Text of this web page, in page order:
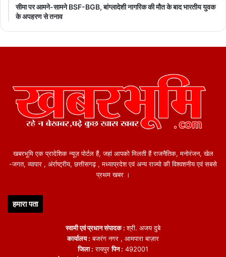
सीमा पर आमने-सामने BSF-BGB, बांग्लादेशी नागरिक की मौत के बाद भारतीय युवक
के अपहरण से तनाव
खबरभूमि एक प्रादेशिक न्यूज़ पोर्टल हैं, जहां आपको मिलती हैं राजनैतिक, मनोरंजन, खेल
-जगत, व्यापार , अंर्राष्ट्रीय, छत्तीसगढ़ , मध्याप्रदेश एवं अन्य राज्यो की विश्वशनीय एवं सबसे
प्रथम खबर ।
हमारा पता
स्वामी एवं प्रधान संपादक :श्री. अजय दुबे
कार्यालय : बजरंग नगर , आमपारा बाज़ार
जिला : रायपुरपिन : 492001